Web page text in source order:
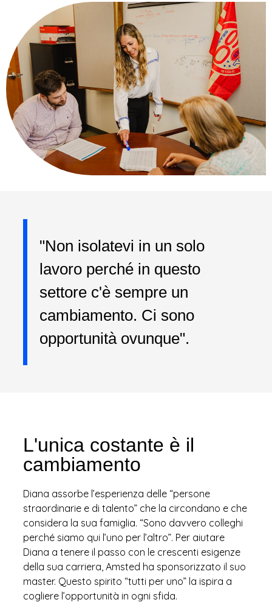
"Non isolatevi in un solo
lavoro perché in questo
settore c'è sempre un
cambiamento. Ci sono
opportunità ovunque".
L'unica costante è il
cambiamento
Diana assorbe l’esperienza delle “persone
straordinarie e di talento” che la circondano e che
considera la sua famiglia. “Sono davvero colleghi
perché siamo qui l’uno per l’altro”. Per aiutare
Diana a tenere il passo con le crescenti esigenze
della sua carriera, Amsted ha sponsorizzato il suo
master. Questo spirito “tutti per uno” la ispira a
cogliere l’opportunità in ogni sfida.